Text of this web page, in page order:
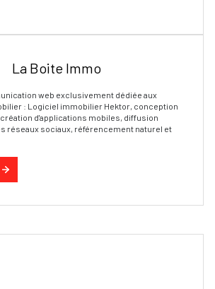
La Boite Immo
web exclusivement dédiée aux
: Logiciel immobilier Hektor, conception
d'applications mobiles, diffusion
réseaux sociaux, référencement naturel et